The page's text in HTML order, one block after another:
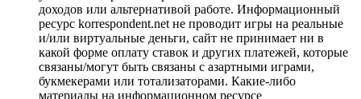
доходов или альтернативой работе. Информационный
ресурс korrespondent.net не проводит игры на реальные
и/или виртуальные деньги, сайт не принимает ни в
какой форме оплату ставок и других платежей, которые
связаны/могут быть связаны с азартными играми,
букмекерами или тотализаторами. Какие-либо
материалы на информационном ресурсе